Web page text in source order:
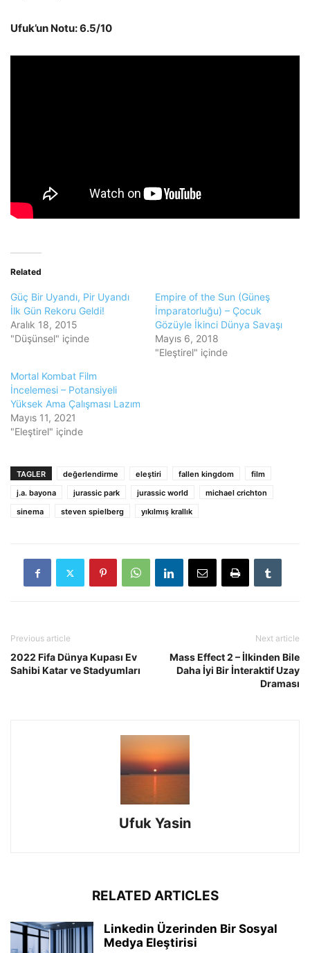
Ufuk’un Notu: 6.5/10
Related
Güç Bir Uyandı, Pir Uyandı
İlk Gün Rekoru Geldi!
Aralık 18, 2015
"Düşünsel" içinde
Empire of the Sun (Güneş
İmparatorluğu) – Çocuk
Gözüyle İkinci Dünya Savaşı
Mayıs 6, 2018
"Eleştirel" içinde
Mortal Kombat Film
İncelemesi – Potansiyeli
Yüksek Ama Çalışması Lazım
Mayıs 11, 2021
"Eleştirel" içinde
TAGLER değerlendirme eleştiri fallen kingdom
film
j.a. bayona
jurassic park jurassic world
michael crichton
sinema
steven spielberg yıkılmış krallık
Previous article
2022 Fifa Dünya Kupası Ev
Sahibi Katar ve Stadyumları
Next article
Mass Effect 2 – İlkinden Bile
Daha İyi Bir İnteraktif Uzay
Draması
Ufuk Yasin
RELATED ARTICLES
Linkedin Üzerinden Bir Sosyal
Medya Eleştirisi